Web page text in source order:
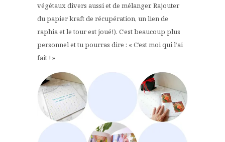
végétaux divers aussi et de mélanger. Rajouter
du papier kraft de récupération, un lien de
raphia et le tour est joué!). C’est beaucoup plus
personnel et tu pourras dire : « C’est moi qui l’ai
fait ! »